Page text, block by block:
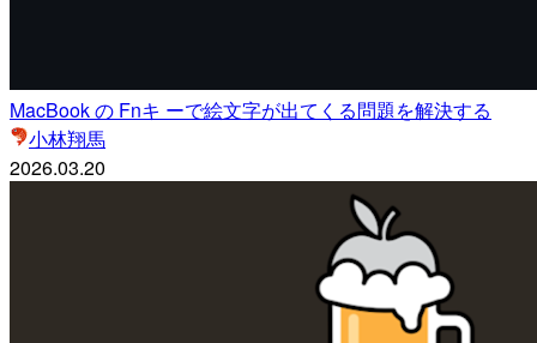
MacBook の Fnキ ーで絵文字が出てくる問題を解決する
小林翔馬
2026.03.20